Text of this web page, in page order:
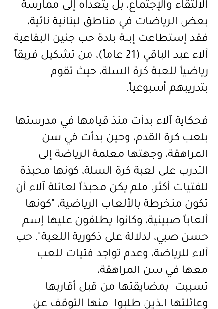
الالتقاء والإجتماع، بل يتعداه إلى ممارسة
بعض الرياضات في مناطق لبنانية نائية،
فقد إستطاعت إبنة بلدة جب جنين البقاعية
آلاء عبد الباقي (21 عاماً)، من تشكيل فريقاً
رياضياً للعبة كرة السلة، حيث تقوم
بتدريبهم أسبوعياً.
فحكاية آلاء بدأت منذ قيامها في مدرستها
بلعب كرة القدم، وحين بدأت في سن
المراهقة، وجهتها معلمة الرياضة إلى
التدرب على لعبة كرة السلة، كونها محبذة
للفتيات أكثر. فلم يكن محبذاً لعائلة آلاء أن
تكون منخرطة بالألعاب الرياضية، "كونها
ألعاباً صبينية، وكانوا يطلقون عليها إسم
حسن صبي، لدلالة على ذكورية اللعبة". حب
آلاء للرياضة، وعدم تواجد فتيات للعب
معها في سن المراهقة،
تسببت بمضايقتها من قبل أقاربها
وعائلتها الذين طلبوا منها التوقف عن